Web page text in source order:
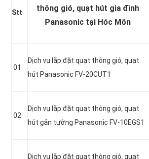
Stt
thông gió, quạt hút gia đình
Panasonic tại Hóc Môn
01
Dịch vụ lắp đặt quạt thông gió, quạt
hút Panasonic FV-20CUT1
02
Dịch vụ lắp đặt quạt thông gió, quạt
hút gắn tường Panasonic FV-10EGS1
Dịch vụ lắp đặt quạt thông gió, quạt